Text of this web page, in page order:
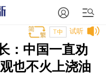
试听
T中
：中国一直劝
也不火上浇油